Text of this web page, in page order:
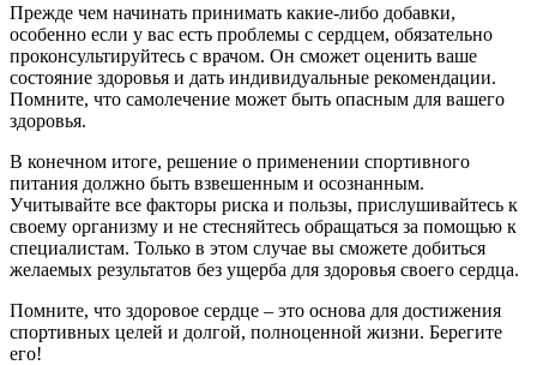
Прежде чем начинать принимать какие-либо добавки,
особенно если у вас есть проблемы с сердцем, обязательно
проконсультируйтесь с врачом. Он сможет оценить ваше
состояние здоровья и дать индивидуальные рекомендации.
Помните, что самолечение может быть опасным для вашего
здоровья.
В конечном итоге, решение о применении спортивного
питания должно быть взвешенным и осознанным.
Учитывайте все факторы риска и пользы, прислушивайтесь к
своему организму и не стесняйтесь обращаться за помощью к
специалистам. Только в этом случае вы сможете добиться
желаемых результатов без ущерба для здоровья своего сердца.
Помните, что здоровое сердце – это основа для достижения
спортивных целей и долгой, полноценной жизни. Берегите
его!